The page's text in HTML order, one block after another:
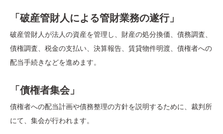
「破産管財人による管財業務の遂行」
破産管財人が法人の資産を管理し、財産の処分換価、債務調査、
債権調査、税金の支払い、決算報告、賃貸物件明渡、債権者への
配当手続きなどを進めます。
「債権者集会」
債権者への配当計画や債務整理の方針を説明するために、裁判所
にて、集会が行われます。